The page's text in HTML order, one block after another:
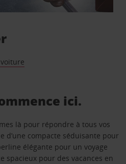
ici.
là pour répondre à tous vos
d’une compacte séduisante pour
élégante pour un voyage
spacieux pour des vacances en